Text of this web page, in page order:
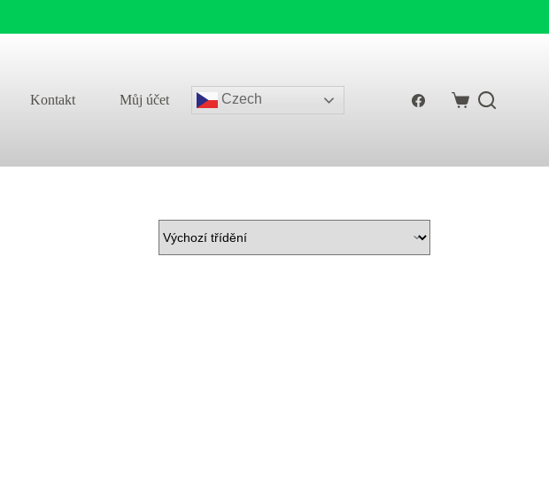
Kontakt Můj účet Czech
Shopping